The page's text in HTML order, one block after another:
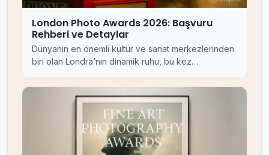
London Photo Awards 2026: Başvuru
Rehberi ve Detaylar
Dünyanın en önemli kültür ve sanat merkezlerinden
biri olan Londra’nın dinamik ruhu, bu kez…